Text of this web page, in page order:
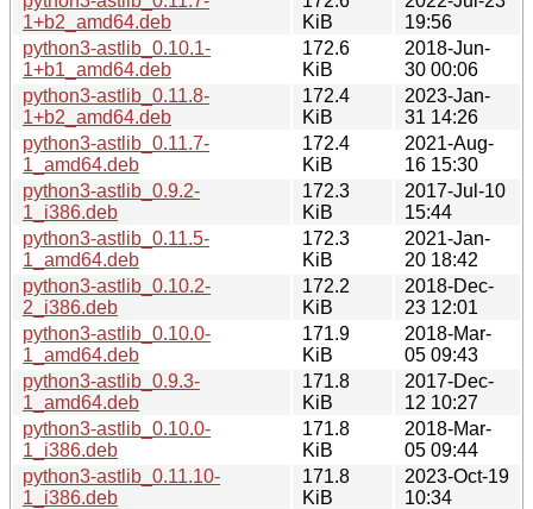
1+b2_amd64.deb
KiB
19:56
python3-astlib_0.10.1-
1+b1_amd64.deb
172.6
KiB
2018-Jun-
30 00:06
python3-astlib_0.11.8-
1+b2_amd64.deb
172.4
KiB
2023-Jan-
31 14:26
python3-astlib_0.11.7-
1_amd64.deb
172.4
KiB
2021-Aug-
16 15:30
python3-astlib_0.9.2-
1_i386.deb
172.3
KiB
2017-Jul-10
15:44
python3-astlib_0.11.5-
1_amd64.deb
172.3
KiB
2021-Jan-
20 18:42
python3-astlib_0.10.2-
2_i386.deb
172.2
KiB
2018-Dec-
23 12:01
python3-astlib_0.10.0-
1_amd64.deb
171.9
KiB
2018-Mar-
05 09:43
python3-astlib_0.9.3-
1_amd64.deb
171.8
KiB
2017-Dec-
12 10:27
python3-astlib_0.10.0-
1_i386.deb
171.8
KiB
2018-Mar-
05 09:44
python3-astlib_0.11.10-
1_i386.deb
171.8
KiB
2023-Oct-19
10:34